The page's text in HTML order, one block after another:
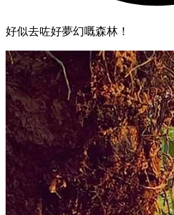
好似去咗好夢幻嘅森林！